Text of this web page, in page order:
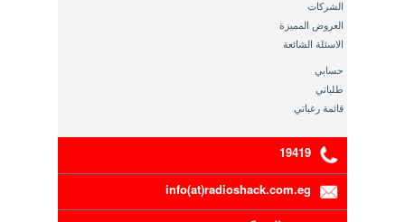
الشركات
العروض المميزة
الاسئلة الشائعة
حسابي
طلباتي
قائمة رغباتي
19419
info(at)radioshack.com.eg